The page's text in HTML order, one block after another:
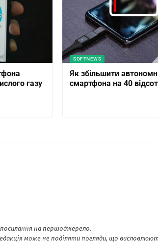
газу
SOFTNEWS
Як збільшити
смартфона на 40
на першоджерело.
може не поділяти погляди, що